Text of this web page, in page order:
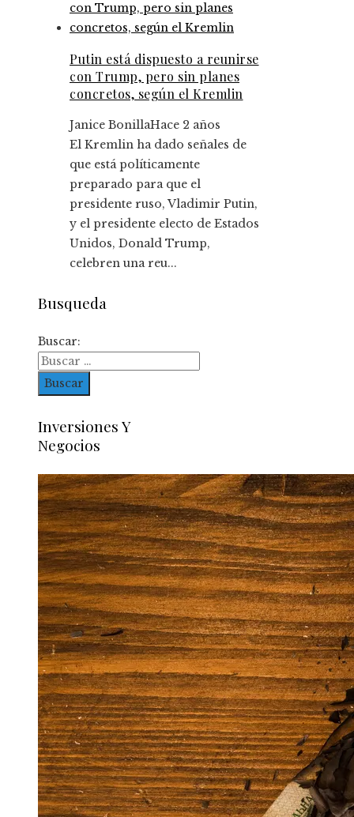
Putin está dispuesto a reunirse
con Trump, pero sin planes
concretos, según el Kremlin
Janice BonillaHace 2 años
El Kremlin ha dado señales de
que está políticamente
preparado para que el
presidente ruso, Vladimir Putin,
y el presidente electo de Estados
Unidos, Donald Trump,
celebren una reu...
Busqueda
Buscar:
Inversiones Y
Negocios